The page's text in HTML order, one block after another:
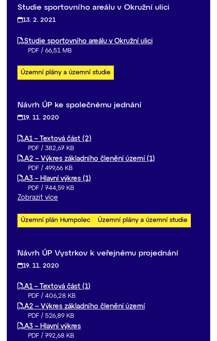
Studie sportovního areálu v Okružní ulici
13. 2. 2021
Studie sportovního areálu v Okružní ulici
PDF / 66,51 MB
Územní plány a územní studie
Návrh ÚP ke společnému jednání
19. 11. 2020
A1 – Textová část (2)
PDF / 382,67 KB
A2 – Výkres základního členění území (1)
PDF / 499,66 KB
A3 – Hlavní výkres (1)
PDF / 744,59 KB
Zobrazit více
Územní plán Humpolec Územní plány a územní studie
Návrh ÚP Vystrkov k veřejnému projednání
19. 11. 2020
A1 – Textová část (1)
PDF / 406,28 KB
A2 – Výkres základního členění území
PDF / 526,89 KB
A3 – Hlavní výkres
PDF / 792,68 KB